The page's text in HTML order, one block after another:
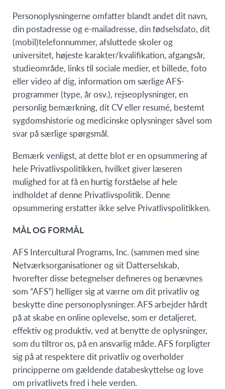
Personoplysningerne omfatter blandt andet dit navn,
din postadresse og e-mailadresse, din fødselsdato, dit
(mobil)telefonnummer, afsluttede skoler og
universitet, højeste karakter/kvalifikation, afgangsår,
studieområde, links til sociale medier, et billede, foto
eller video af dig, information om særlige AFS-
programmer (type, år osv.), rejseoplysninger, en
personlig bemærkning, dit CV eller resumé, bestemt
sygdomshistorie og medicinske oplysninger såvel som
svar på særlige spørgsmål.
Bemærk venligst, at dette blot er en opsummering af
hele Privatlivspolitikken, hvilket giver læseren
mulighed for at få en hurtig forståelse af hele
indholdet af denne Privatlivspolitik. Denne
opsummering erstatter ikke selve Privatlivspolitikken.
MÅL OG FORMÅL
AFS Intercultural Programs, Inc. (sammen med sine
Netværksorganisationer og sit Datterselskab,
hvorefter disse betegnelser defineres og benævnes
som “AFS”) helliger sig at værne om dit privatliv og
beskytte dine personoplysninger. AFS arbejder hårdt
på at skabe en online oplevelse, som er detaljeret,
effektiv og produktiv, ved at benytte de oplysninger,
som du tiltror os, på en ansvarlig måde. AFS forpligter
sig på at respektere dit privatliv og overholder
principperne om gældende databeskyttelse og love
om privatlivets fred i hele verden.